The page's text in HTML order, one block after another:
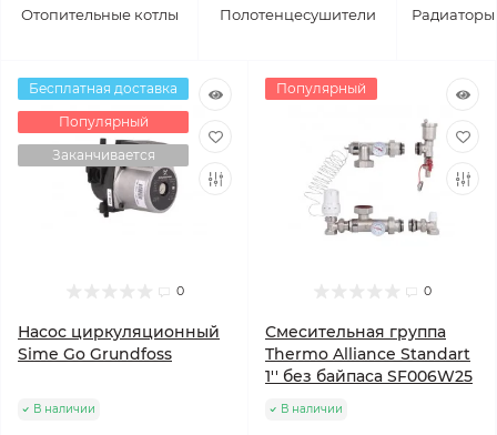
Отопительные котлы Полотенцесушители
Бесплатная доставка
Популярный
Заканчивается
0
Насос циркуляционный
Sime Go Grundfoss
В наличии
Популярный
0
Смесительная группа
Thermo Alliance Standart
1'' без байпаса SF006W25
В наличии